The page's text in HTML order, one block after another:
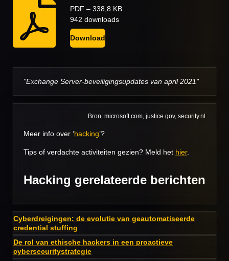
PDF – 338,8 KB
942 downloads
Download
"Exchange Server-beveiligingsupdates van april 2021"
Bron: microsoft.com, justice.gov, security.nl
Meer info over ‘hacking’?
Tips of verdachte activiteiten gezien? Meld het hier.
Hacking gerelateerde berichten
Cyberdreigingen: de evolutie van geautomatiseerde
credential stuffing
De rol van ethische hackers in een proactieve
cybersecuritystrategie